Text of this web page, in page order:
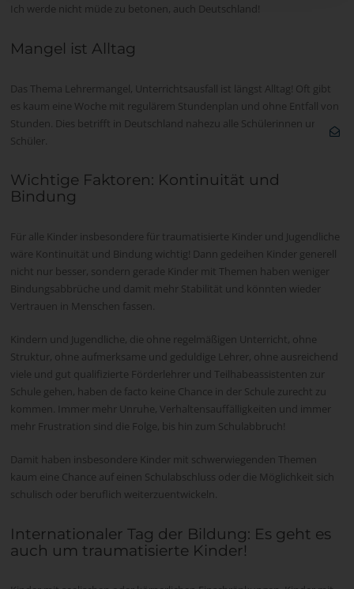
Ich werde nicht müde zu betonen, auch Deutschland!
Mangel ist Alltag
Das Thema Lehrermangel, Unterrichtsausfall ist längst Alltag! Oft gibt
es kaum eine Woche mit regulärem Stundenplan und ohne Entfall von
Stunden. Dies betrifft in Deutschland nahezu alle Schülerinnen und
Schüler.
Wichtige Faktoren: Kontinuität und
Bindung
Für alle Kinder insbesondere für traumatisierte Kinder und Jugendliche
wäre Kontinuität und Bindung wichtig! Dann gedeihen Kinder generell
nicht nur besser, sondern gerade Kinder mit Themen haben weniger
Bindungsabbrüche und damit mehr Stabilität und könnten wieder
Vertrauen in Menschen fassen.
Kindern und Jugendliche, die ohne regelmäßigen Unterricht, ohne
Struktur, ohne aufmerksame und geduldige Lehrer, ohne ausreichend
viele und gut qualifizierte Förderlehrer und Teilhabeassistenten zur
Schule gehen, haben de facto keine Chance in der Schule zurecht zu
kommen. Immer mehr Unruhe, Verhaltensauffälligkeiten und immer
mehr Frustration sind die Folge, bis hin zum Schulabbruch!
Damit haben insbesondere Kinder mit schwerwiegenden Themen
kaum eine Chance auf einen Schulabschluss oder die Möglichkeit sich
schulisch oder beruflich weiterzuentwickeln.
Internationaler Tag der Bildung: Es geht es
auch um traumatisierte Kinder!